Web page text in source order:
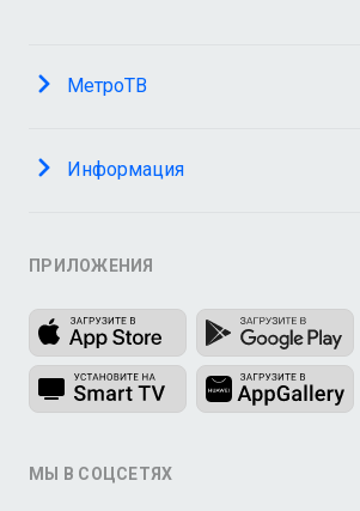
МетроТВ
Информация
ПРИЛОЖЕНИЯ
МЫ В СОЦСЕТЯХ